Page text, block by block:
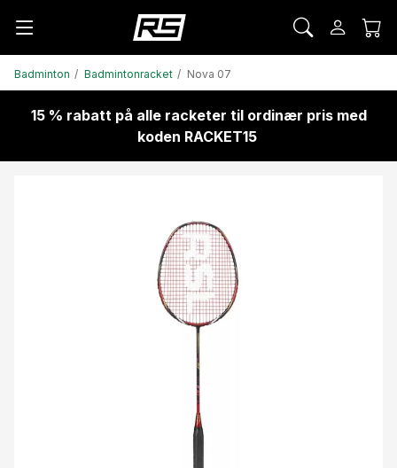
Badminton Badmintonracket Nova 07
15 % rabatt på alle racketer til ordinær pris med
koden RACKET15